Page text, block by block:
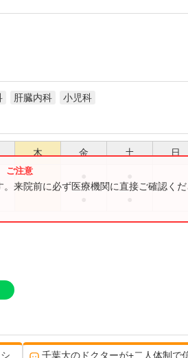
肝臓内科 小児科
木 金 土 日
来院前に必ず医療機関に直接ご確認くだ
千葉大のドクターが+二人体制で